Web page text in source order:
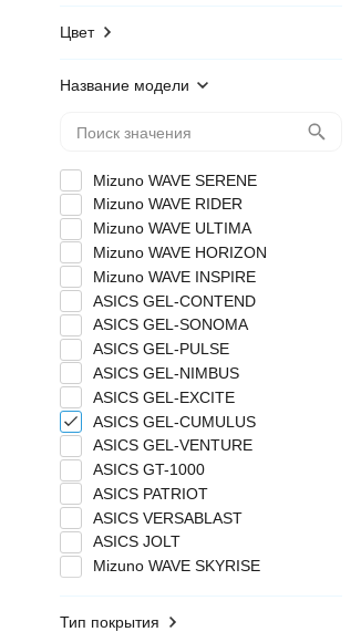
Цвет
Название модели
Mizuno WAVE SERENE
Mizuno WAVE RIDER
Mizuno WAVE ULTIMA
Mizuno WAVE HORIZON
Mizuno WAVE INSPIRE
ASICS GEL-CONTEND
ASICS GEL-SONOMA
ASICS GEL-PULSE
ASICS GEL-NIMBUS
ASICS GEL-EXCITE
ASICS GEL-CUMULUS
ASICS GEL-VENTURE
ASICS GT-1000
ASICS PATRIOT
ASICS VERSABLAST
ASICS JOLT
Mizuno WAVE SKYRISE
Mizuno WAVE MUJIN
Тип покрытия